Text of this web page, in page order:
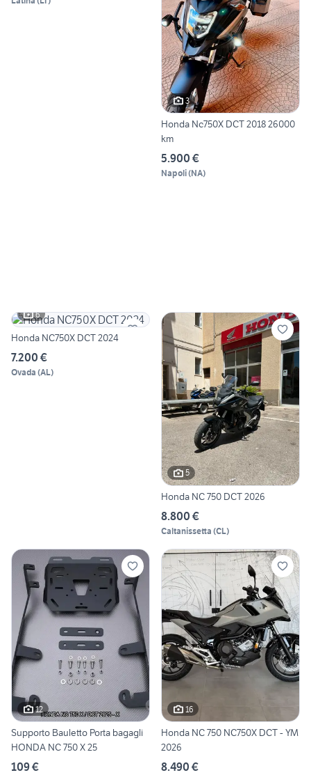
3
Honda Nc750X DCT 2018 26000
km
5.900 €
Napoli(NA)
6
Honda NC750X DCT 2024
7.200 €
Ovada (AL)
5
Honda NC 750 DCT 2026
8.800 €
Caltanissetta (CL)
12
Supporto Bauletto Porta bagagli
HONDA NC 750 X 25
109 €
16
Honda NC 750 NC750X DCT - YM
2026
8.490 €